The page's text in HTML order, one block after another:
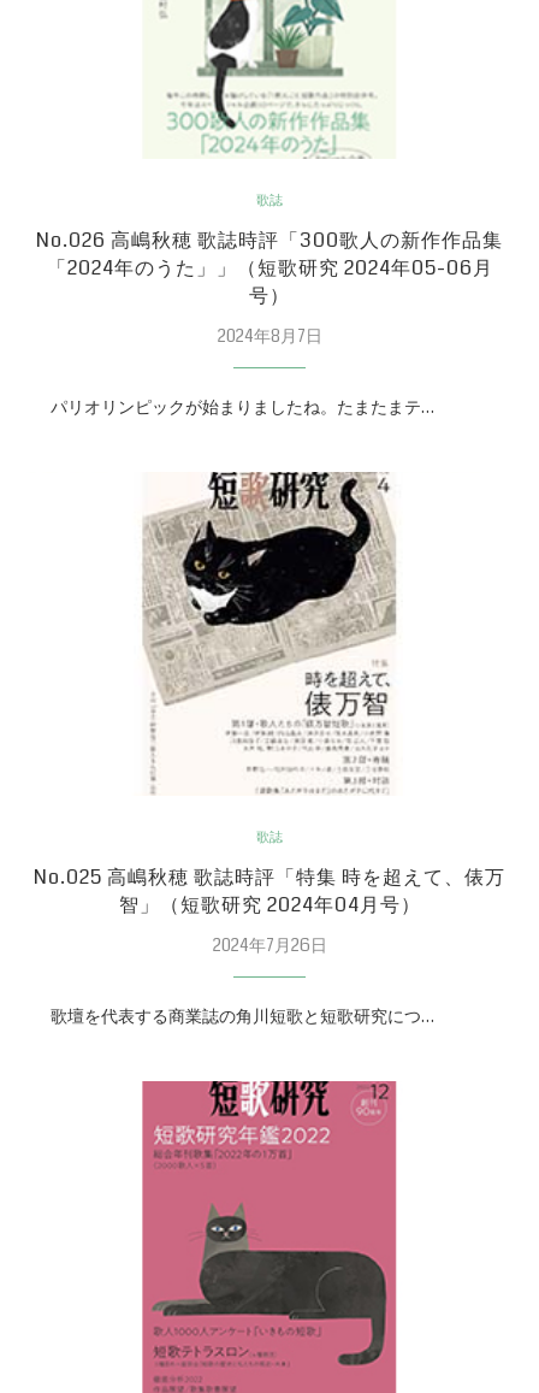
歌誌
No.026 高嶋秋穂 歌誌時評「300歌人の新作作品集
「2024年のうた」」（短歌研究 2024年05-06月
号）
2024年8月7日
パリオリンピックが始まりましたね。たまたまテ…
歌誌
No.025 高嶋秋穂 歌誌時評「特集 時を超えて、俵万
智」（短歌研究 2024年04月号）
2024年7月26日
歌壇を代表する商業誌の角川短歌と短歌研究につ…